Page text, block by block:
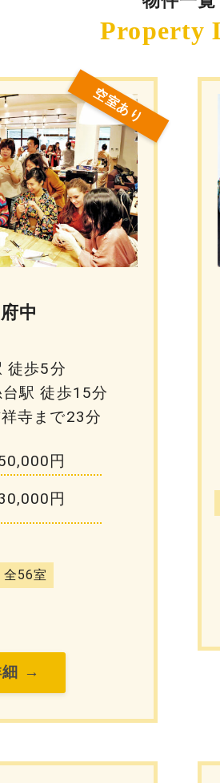
空室あり
中
徒歩5分
駅 徒歩15分
寺まで23分
円
円
全56室
細 →